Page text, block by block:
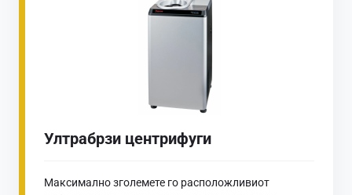
Ултрабрзи центрифуги
Максимално зголемете го расположливиот